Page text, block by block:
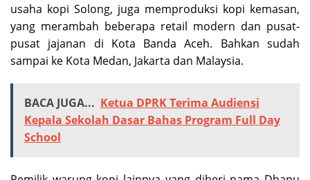
usaha kopi Solong, juga memproduksi kopi kemasan,
yang merambah beberapa retail modern dan pusat-
pusat jajanan di Kota Banda Aceh. Bahkan sudah
sampai ke Kota Medan, Jakarta dan Malaysia.
BACA JUGA... Ketua DPRK Terima Audiensi
Kepala Sekolah Dasar Bahas Program Full Day
School